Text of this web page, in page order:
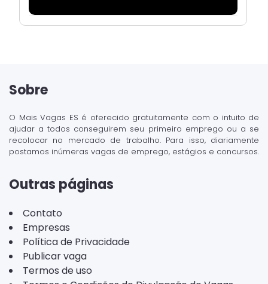
Sobre
O Mais Vagas ES é oferecido gratuitamente com o intuito de
ajudar a todos conseguirem seu primeiro emprego ou a se
recolocar no mercado de trabalho. Para isso, diariamente
postamos inúmeras vagas de emprego, estágios e concursos.
Outras páginas
Contato
Empresas
Política de Privacidade
Publicar vaga
Termos de uso